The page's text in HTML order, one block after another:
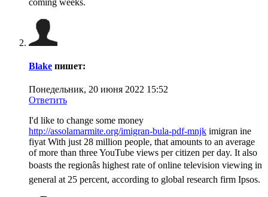
Blake пишет:
Понедельник, 20 июня 2022 15:52
Ответить
I'd like to change some money
http://assolamarmite.org/imigran-bula-pdf-mnjk imigran ine
fiyat With just 28 million people, that amounts to an average
of more than three YouTube views per citizen per day. It also
boasts the regionâs highest rate of online television viewing in
general at 25 percent, according to global research firm Ipsos.